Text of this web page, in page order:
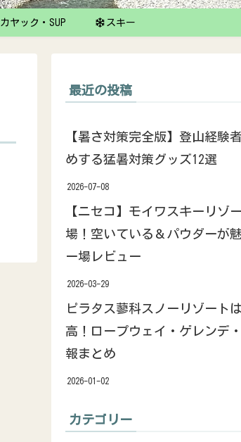
カヤック・SUP スキー
最近の投稿
【暑さ対策完全版】登山経験
めする猛暑対策グッズ12選
2026-07-08
【ニセコ】モイワスキーリゾ
場！空いている＆パウダーが
ー場レビュー
2026-03-29
ピラタス蓼科スノーリゾート
高！ロープウェイ・ゲレンデ
報まとめ
2026-01-02
カテゴリー